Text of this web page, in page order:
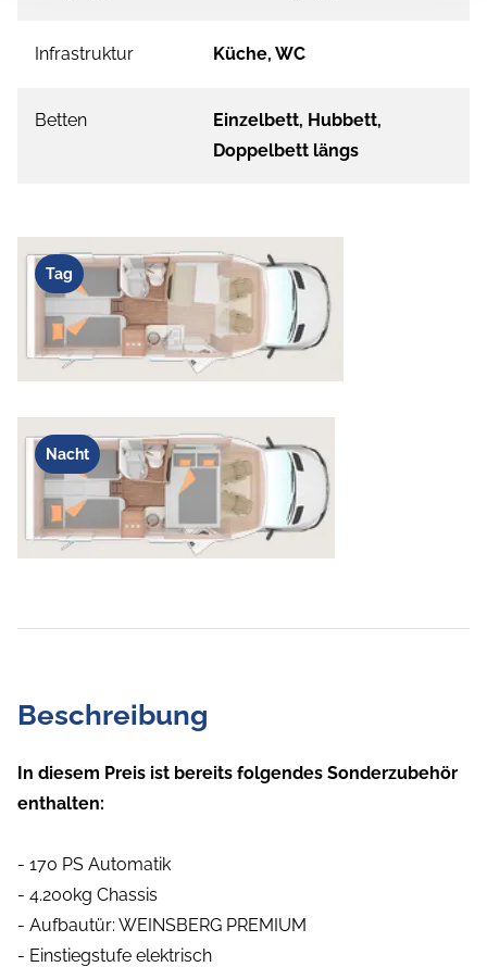
Infrastruktur Küche, WC
Betten
Einzelbett, Hubbett,
Doppelbett längs
Tag
Nacht
Beschreibung
In diesem Preis ist bereits folgendes Sonderzubehör
enthalten:
- 170 PS Automatik
- 4.200kg Chassis
- Aufbautür: WEINSBERG PREMIUM
- Einstiegstufe elektrisch